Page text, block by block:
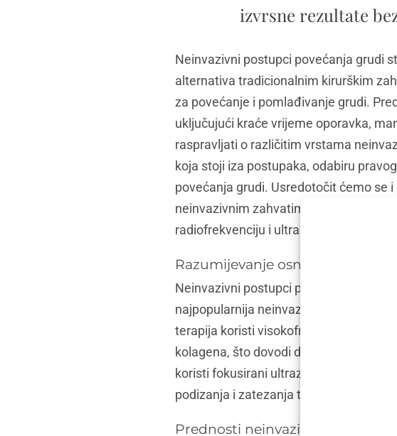
izvrsne rezultate
Neinvazivni postupci povećanja grudi
alternativa tradicionalnim kirurškim
za povećanje i pomlađivanje grudi.
uključujući kraće vrijeme oporavka,
raspravljati o različitim vrstama
koja stoji iza postupaka, odabiru
povećanja grudi. Usredotočit ćemo se
neinvazivnim zahvatima povećanja
radiofrekvenciju i ultrazvučnu terapiju.
Razumijevanje osnova
Neinvazivni postupci povećanja grudi
najpopularnija neinvazivna tretmana
terapija koristi visokofrekventnu
kolagena, što dovodi do čvršćih,
koristi fokusirani ultrazvuk visokog
podizanja i zatezanja tkiva dojke.
Prednosti neinvazivnog